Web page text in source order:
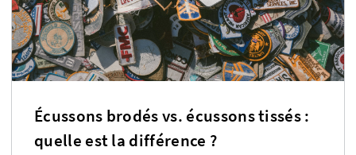
Écussons brodés vs. écussons tissés :
quelle est la différence ?